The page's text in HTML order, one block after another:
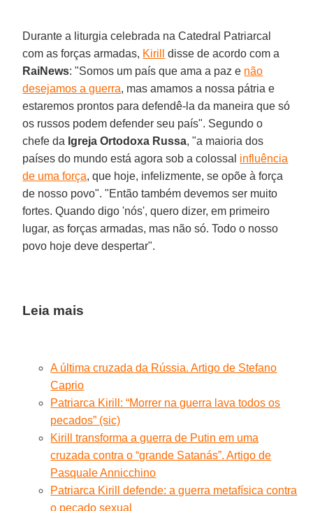
Durante a liturgia celebrada na Catedral Patriarcal
com as forças armadas, Kirill
disse de acordo com a
RaiNews: "Somos um país que ama a paz e não
desejamos a guerra, mas amamos a nossa pátria e
estaremos prontos para defendê-la da maneira que só
os russos podem defender seu país". Segundo o
chefe da Igreja Ortodoxa Russa, "a maioria dos
países do mundo está agora sob a colossal influência
de uma força, que hoje, infelizmente, se opõe à força
de nosso povo". "Então também devemos ser muito
fortes. Quando digo 'nós', quero dizer, em primeiro
lugar, as forças armadas, mas não só. Todo o nosso
povo hoje deve despertar".
Leia mais
A última cruzada da Rússia. Artigo de Stefano
Caprio
Patriarca Kirill: “Morrer na guerra lava todos os
pecados” (sic)
Kirill transforma a guerra de Putin em uma
cruzada contra o “grande Satanás”. Artigo de
Pasquale Annicchino
Patriarca Kirill defende: a guerra metafísica contra
o pecado sexual